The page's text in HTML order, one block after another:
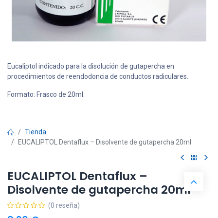
Eucaliptol indicado para la disolución de gutapercha en
procedimientos de reendodoncia de conductos radiculares.
Formato: Frasco de 20ml.
Tienda
EUCALIPTOL Dentaflux – Disolvente de gutapercha 20ml
EUCALIPTOL Dentaflux –
Disolvente de gutapercha 20ml
(0 reseña)